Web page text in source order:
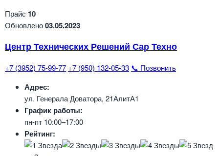
Прайс 10
Обновлено03.05.2023
Центр Технических Решений Сар Техно
+7 (3952) 75-99-77 +7 (950) 132-05-33 📞 Позвонить
Адрес:
ул. Генерала Доватора, 21АлитА1
График работы:
пн-пт 10:00–17:00
Рейтинг: